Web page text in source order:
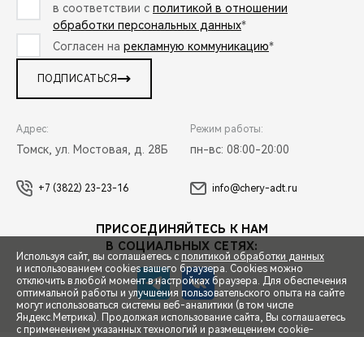
СПЕЦПРЕДЛОЖЕНИЯ
в соответствии с политикой в отношении
обработки персональных данных*
Согласен на рекламную коммуникацию*
ПОДПИСАТЬСЯ
Адрес:
Томск, ул. Мостовая, д. 28Б
Режим работы:
пн-вс: 08:00-20:00
+7 (3822) 23-23-16 info@chery-adt.ru
ПРИСОЕДИНЯЙТЕСЬ К НАМ
В СОЦИАЛЬНЫХ СЕТЯХ:
Используя сайт, вы соглашаетесь с политикой обработки данных
и использованием cookies вашего браузера. Cookies можно
отключить в любой момент в настройках браузера. Для обеспечения
оптимальной работы и улучшения пользовательского опыта на сайте
могут использоваться системы веб-аналитики (в том числе
Яндекс.Метрика). Продолжая использование сайта, Вы соглашаетесь
с применением указанных технологий и размещением cookie-